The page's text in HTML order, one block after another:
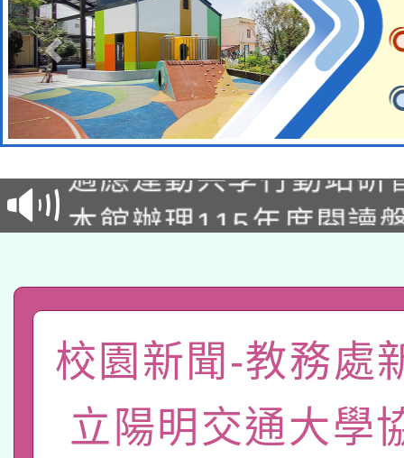
本校115學年度第2次
招)
本館辦理115年度閱讀
礎課程
A3數位素養講師名單
「數位內容與教學軟體
有關大陸委員會函釋公
薪期間赴陸應申請許可
轉知經濟部水利署委託
校園新聞-教務處
立陽明交通大學